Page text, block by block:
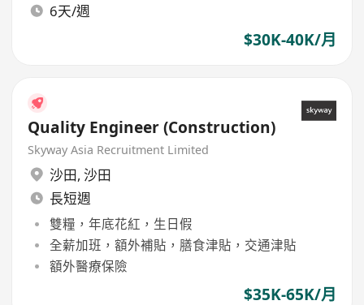
6天/週
$30K-40K/月
Quality Engineer (Construction)
Skyway Asia Recruitment Limited
沙田, 沙田
長短週
雙糧，年底花紅，生日假
全薪加班，額外補貼，膳食津貼，交通津貼
額外醫療保險
$35K-65K/月